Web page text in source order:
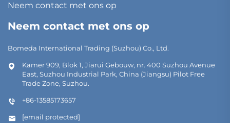
Neem contact met ons op
Neem contact met ons op
Bomeda International Trading (Suzhou) Co., Ltd.
Kamer 909, Blok 1, Jiarui Gebouw, nr. 400 Suzhou Avenue
East, Suzhou Industrial Park, China (Jiangsu) Pilot Free
Trade Zone, Suzhou.
+86-13585173657
[email protected]